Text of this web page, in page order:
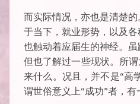
而实际情况，亦也是清楚的
于当下，就业形势，以及
也触动着应届生的神经。虽
但也了解过一些现状。所
来什么。况且，并不是“高
谓世俗意义上“成功”者，有